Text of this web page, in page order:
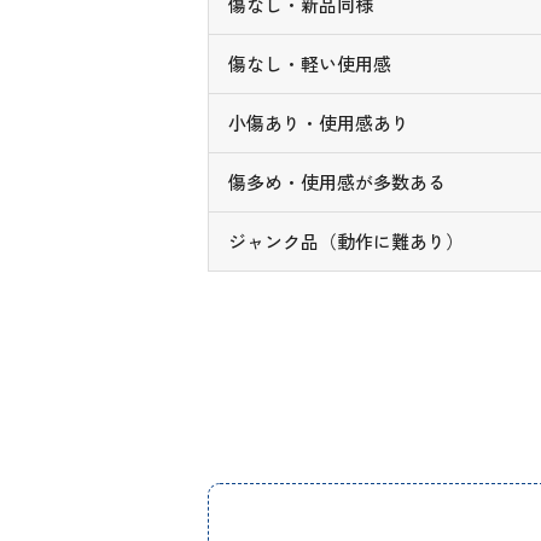
傷なし・軽い使用感
小傷あり・使用感あり
傷多め・使用感が多数ある
ジャンク品（動作に難あり）